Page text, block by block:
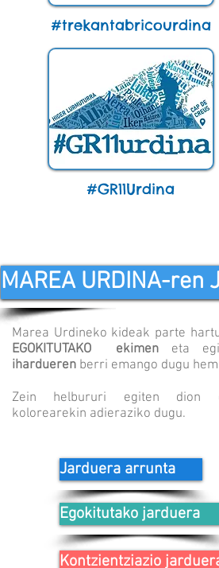
#trekantabricourdina
#GR11Urdina
#MAREAURDINA
MAREA URDINA-ren
Marea Urdineko kideak parte
EGOKITUTAKO ekimen eta
ihardueren berri emango dugu
Zein helbururi egiten dion
kolorearekin adieraziko dugu.
Jarduera arrunta
Egokitutako jarduera
Kontzientziazio